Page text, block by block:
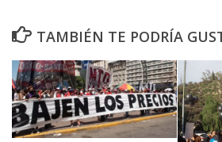
TAMBIÉN TE PODRÍA